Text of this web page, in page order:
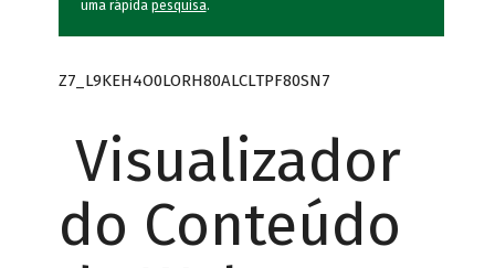
uma rápida pesquisa.
Z7_L9KEH4O0LORH80ALCLTPF80SN7
Visualizador
do Conteúdo